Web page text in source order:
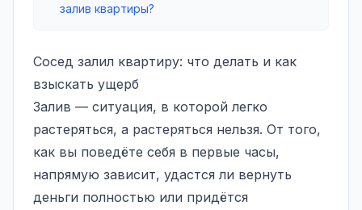
залив квартиры?
Сосед залил квартиру: что делать и как
взыскать ущерб
Залив — ситуация, в которой легко
растеряться, а растеряться нельзя. От того,
как вы поведёте себя в первые часы,
напрямую зависит, удастся ли вернуть
деньги полностью или придётся